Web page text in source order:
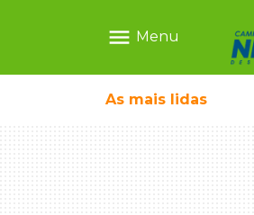
menu Menu
As mais lidas
em sequestro de bebê na Capital